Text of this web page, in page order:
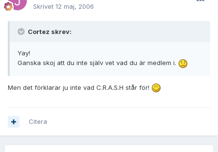
Skrivet 12 maj, 2006
Cortez skrev:
Yay!
Ganska skoj att du inte själv vet vad du är medlem i.
Men det förklarar ju inte vad C.R.A.S.H står för!
Citera